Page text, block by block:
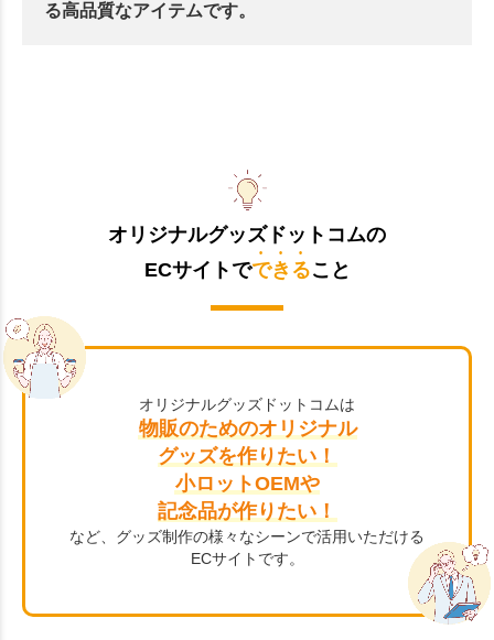
る高品質なアイテムです。
オリジナルグッズドットコムの
ECサイトでできること
オリジナルグッズドットコムは
物販のためのオリジナル
グッズを作りたい！
小ロットOEMや
記念品が作りたい！
など、グッズ制作の様々なシーンで活用いただける
ECサイトです。